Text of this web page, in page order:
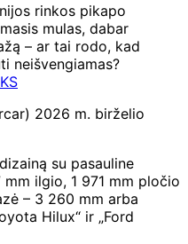
rinkos pikapo
mulas, dabar
– ar tai rodo, kad
neišvengiamas?
2026 m. birželio
su pasauline
mm ilgio, 1 971 mm pločio
– 3 260 mm arba
Hilux“ ir „Ford